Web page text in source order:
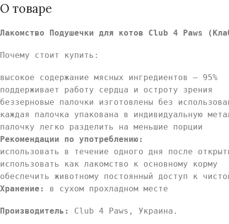
О товаре
Лакомство Подушечки для котов Club 4 Paws
Почему стоит купить:
высокое содержание мясных ингредиентов – 95%
поддерживает работу сердца и остроту зрения
беззерновые палочки изготовлены без
каждая палочка упакована в индивидуальную
палочку легко разделить на меньшие порции
Рекомендации по употреблению:
использовать в течение одного дня после
использовать как лакомство к основному корму
обеспечить животному постоянный доступ к
Хранение:
в сухом прохладном месте
Производитель: Club 4 Paws, Украина.